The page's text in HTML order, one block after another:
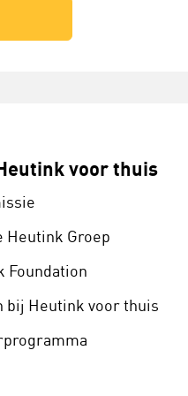
voor thuis
Heutink Groep
Foundation
bij Heutink voor thuis